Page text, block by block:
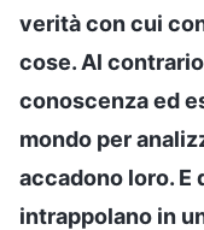
verità con cui
cose. Al
conoscenza ed
mondo per
accadono loro. E
intrappolano in